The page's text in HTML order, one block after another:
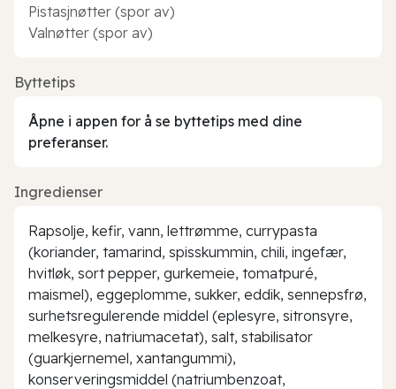
Pistasjnøtter (spor av)
Valnøtter (spor av)
Byttetips
Åpne i appen for å se byttetips med dine
preferanser.
Ingredienser
Rapsolje, kefir, vann, lettrømme, currypasta
(koriander, tamarind, spisskummin, chili, ingefær,
hvitløk, sort pepper, gurkemeie, tomatpuré,
maismel), eggeplomme, sukker, eddik, sennepsfrø,
surhetsregulerende middel (eplesyre, sitronsyre,
melkesyre, natriumacetat), salt, stabilisator
(guarkjernemel, xantangummi),
konserveringsmiddel (natriumbenzoat,